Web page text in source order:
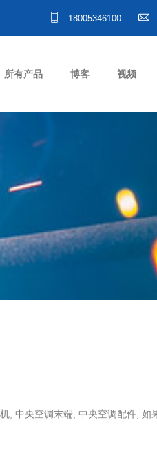
18005346100
所有产品 博客 视频
, 中央空调末端, 中央空调配件,